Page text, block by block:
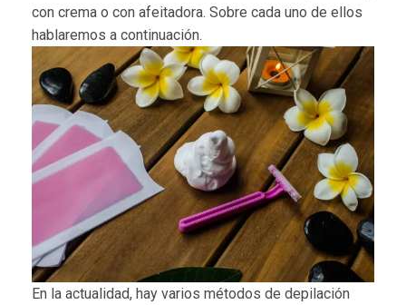
con crema o con afeitadora. Sobre cada uno de ellos
hablaremos a continuación.
En la actualidad, hay varios métodos de depilación